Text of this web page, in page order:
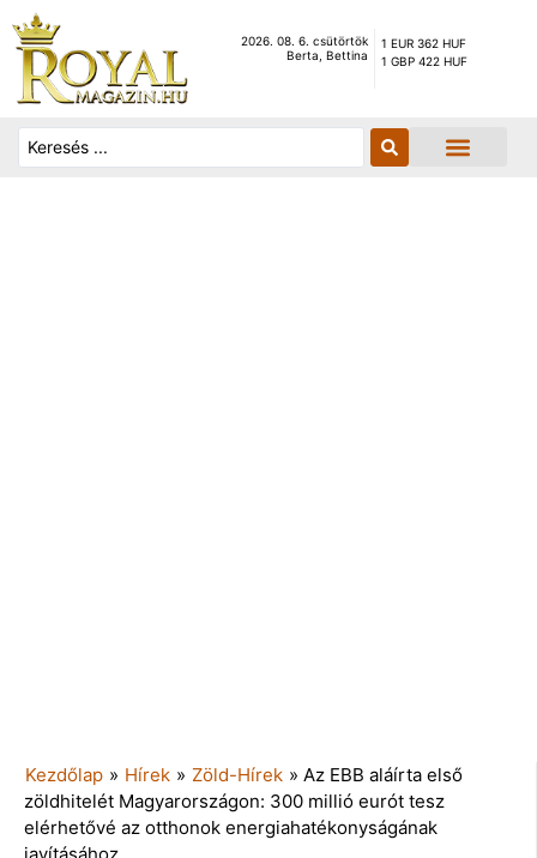
2026. 08. 6. csütörtök
Berta, Bettina
1 EUR 362 HUF
1 GBP 422 HUF
Kezdőlap » Hírek » Zöld-Hírek » Az EBB aláírta első
zöldhitelét Magyarországon: 300 millió eurót tesz
elérhetővé az otthonok energiahatékonyságának